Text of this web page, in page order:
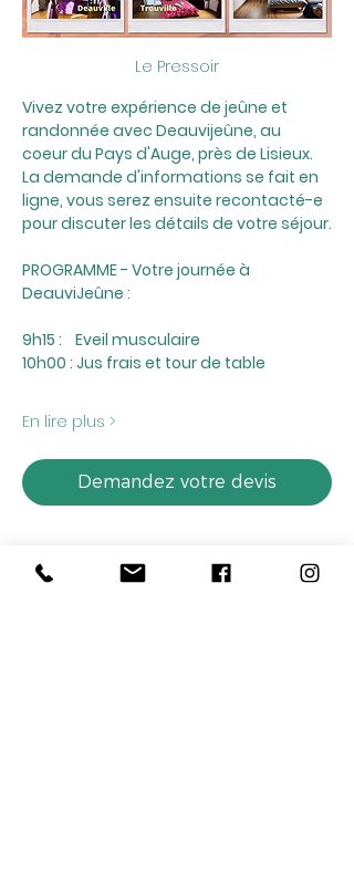
Le Pressoir
Vivez votre expérience de jeûne et
randonnée avec Deauvijeûne, au
coeur du Pays d'Auge, près de Lisieux.
La demande d'informations se fait en
ligne, vous serez ensuite recontacté-e
pour discuter les détails de votre séjour.
PROGRAMME - Votre journée à
DeauviJeûne :
9h15 :    Eveil musculaire
10h00 : Jus frais et tour de table
En lire plus >
Demandez votre devis